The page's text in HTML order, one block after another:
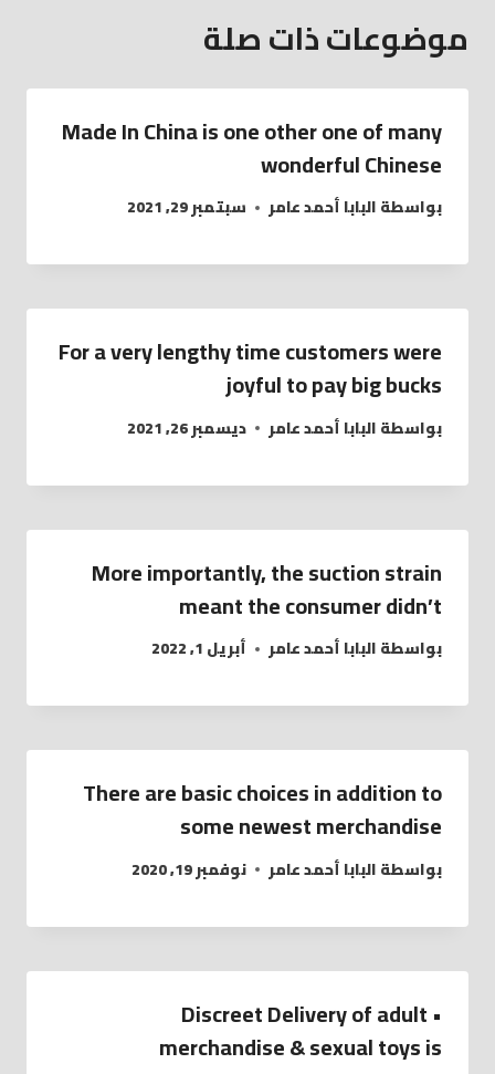
موضوعات ذات صلة
Made In China is one other one of many
wonderful Chinese
بواسطةالبابا أحمد عامر سبتمبر 29, 2021
For a very lengthy time customers were
joyful to pay big bucks
بواسطةالبابا أحمد عامر ديسمبر 26, 2021
More importantly, the suction strain
meant the consumer didn’t
بواسطةالبابا أحمد عامر أبريل 1, 2022
There are basic choices in addition to
some newest merchandise
بواسطةالبابا أحمد عامر نوفمبر 19, 2020
• Discreet Delivery of adult
merchandise & sexual toys is